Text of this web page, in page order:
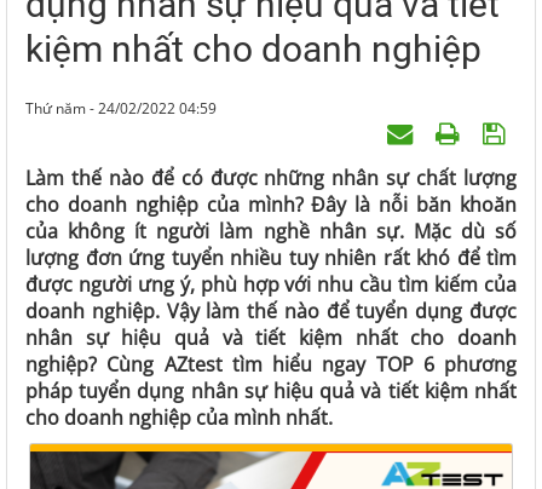
kiệm nhất cho doanh nghiệp
Thứ năm - 24/02/2022 04:59
Làm thế nào để có được những nhân sự chất lượng
cho doanh nghiệp của mình? Đây là nỗi băn khoăn
của không ít người làm nghề nhân sự. Mặc dù số
lượng đơn ứng tuyển nhiều tuy nhiên rất khó để tìm
được người ưng ý, phù hợp với nhu cầu tìm kiếm của
doanh nghiệp. Vậy làm thế nào để tuyển dụng được
nhân sự hiệu quả và tiết kiệm nhất cho doanh
nghiệp? Cùng AZtest tìm hiểu ngay TOP 6 phương
pháp tuyển dụng nhân sự hiệu quả và tiết kiệm nhất
cho doanh nghiệp của mình nhất.